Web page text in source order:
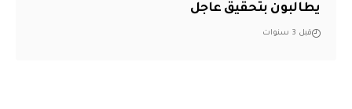
يطالبون بتحقيق عاجل
قبل 3 سنوات